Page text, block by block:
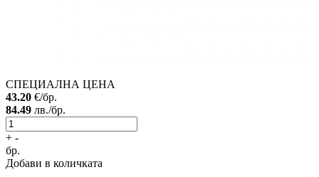
СПЕЦИАЛНА ЦЕНА
43.20 €/бр.
84.49 лв./бр.
+ -
бр.
Добави в количката